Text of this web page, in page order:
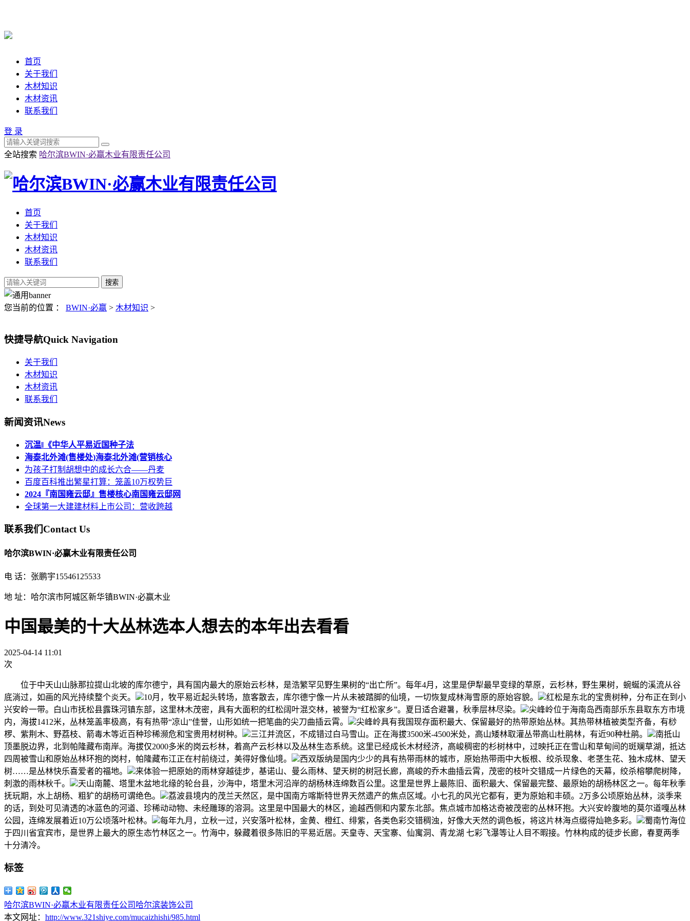
首页
关于我们
木材知识
木材资讯
联系我们
登 录
全站搜索 哈尔滨BWIN·必赢木业有限责任公司
首页
关于我们
木材知识
木材资讯
联系我们
您当前的位置 ： BWIN·必赢 > 木材知识 >
快捷导航Quick Navigation
关于我们
木材知识
木材资讯
联系我们
新闻资讯News
沉温‖《中华人平易近国种子法
海泰北外滩(售楼处)海泰北外滩(营销核心
为孩子打制胡想中的成长六合——丹麦
百度百科推出繁星打算：笼盖10万权势巨
2024『南国雍云邸』售楼核心南国雍云邸网
全球第一大建建材料上市公司：营收跨越
联系我们Contact Us
哈尔滨BWIN·必赢木业有限责任公司
电 话：张鹏宇15546125533
地 址：哈尔滨市阿城区新华镇BWIN·必赢木业
中国最美的十大丛林选本人想去的本年出去看看
2025-04-14 11:01
次
位于中天山山脉那拉提山北坡的库尔德宁，具有国内最大的原始云杉林，是浩繁罕见野生果树的“出亡所”。每年4月，这里是伊犁最早变绿的草原，云杉林，野生果树，蜿蜒的溪流从谷
底淌过，如画的风光持续整个炎天。
10月，牧平易近起头转场，旅客散去，库尔德宁像一片从未被踏脚的仙境，一切恢复成林海雪原的原始容貌。
红松是东北的宝贵树种，分布正在到小
兴安岭一带。白山市抚松县露珠河镇东部，这里林木茂密，具有大面积的红松阔叶混交林，被誉为“红松家乡”。夏日适合避暑，秋季层林尽染。
尖峰岭位于海南岛西南部乐东县取东方市境
内，海拔1412米，丛林笼盖率极高，有有热带“凉山”佳誉，山形如统一把笔曲的尖刀曲插云霄。
尖峰岭具有我国现存面积最大、保留最好的热带原始丛林。其热带林植被类型齐备，有桫
椤、紫荆木、野荔枝、箭毒木等近百种珍稀濒危和宝贵用材树种。
三江并流区，不成错过白马雪山。正在海拔3500米-4500米处，高山矮林取灌丛带高山杜鹃林，有近90种杜鹃。
南抵山
顶墨脱边界，北到帕隆藏布南岸。海拔仅2000多米的岗云杉林，着高产云杉林以及丛林生态系统。这里已经成长木材经济，高峻稠密的杉树林中，过映托正在雪山和草甸间的斑斓草湖，抵达
四周被雪山和原始丛林环抱的岗村，帕隆藏布江正在村前绕过，美得好像仙境。
西双版纳是国内少少的具有热带雨林的城市，原始热带雨中大板根、绞杀现象、老茎生花、独木成林、望天
树……是丛林快乐喜爱者的福地。
来体验一把原始的雨林穿越徒步，基诺山、曼么雨林、望天树的树冠长廊，高峻的乔木曲插云霄，茂密的枝叶交错成一片绿色的天幕，绞杀榕攀爬树降，
刺激的雨林秋千。
天山南麓、塔里木盆地北缘的轮台县，沙海中，塔里木河沿岸的胡杨林连绵数百公里。这里是世界上最陈旧、面积最大、保留最完整、最原始的胡杨林区之一。每年秋季
抚玩期，水上胡杨、粗犷的胡杨可谓绝色。
荔波县境内的茂兰天然区，是中国南方喀斯特世界天然遗产的焦点区域。小七孔的风光它都有，更为原始和丰硕。2万多公顷原始丛林，淡季来
的话，到处可见清透的冰蓝色的河道、珍稀动动物、未经雕琢的溶洞。这里是中国最大的林区，逾越西侧和内蒙东北部。焦点城市加格达奇被茂密的丛林环抱。大兴安岭腹地的莫尔道嘎丛林
公园，连绵发展着近10万公顷落叶松林。
每年九月，立秋一过，兴安落叶松林，金黄、橙红、绯紫，各类色彩交错稠浊，好像大天然的调色板，将这片林海点缀得灿艳多彩。
蜀南竹海位
于四川省宜宾市，是世界上最大的原生态竹林区之一。竹海中，躲藏着很多陈旧的平易近居。天皇寺、天宝寨、仙寓洞、青龙湖 七彩飞瀑等让人目不暇接。竹林构成的徒步长廊，春夏两季
十分清冷。
标签
哈尔滨BWIN·必赢木业有限责任公司 哈尔滨装饰公司
本文网址： http://www.321shiye.com/mucaizhishi/985.html